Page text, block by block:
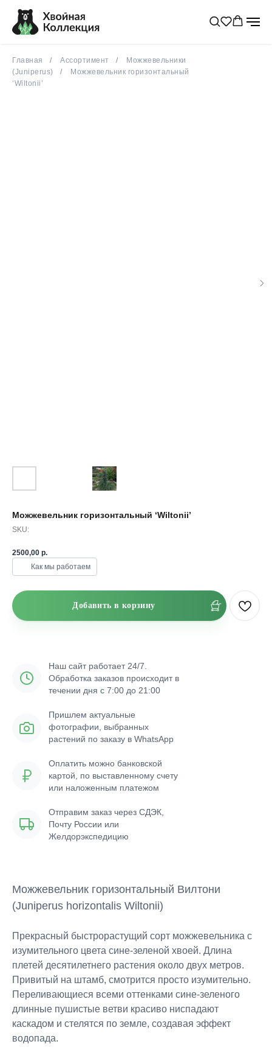
Главная Ассортимент
Можжевельники
(Juniperus)
Можжевельник горизонтальный
‘Wiltonii’
Можжевельник горизонтальный ‘Wiltonii’
SKU:
2500,00 р.
Как мы работаем
Добавить в корзину
Наш сайт работает 24/7.
Обработка заказов происходит в
течении дня с 7:00 до 21:00
Пришлем актуальные
фотографии, выбранных
растений по заказу в WhatsApp
Отправим заказ через СДЭК,
Почту России или
Желдорэкспедицию
Оплатить можно банковской
картой, по выставленному счету
или наложенным платежом
Можжевельник горизонтальный Вилтони
(Juniperus horizontalis Wiltonii)
Прекрасный быстрорастущий сорт можжевельника с
изумительного цвета сине-зеленой хвоей. Длина
плетей десятилетнего растения около двух метров.
Привитый на штамб, смотрится просто изумительно.
Переливающиеся всеми оттенками сине-зеленого
длинные пушистые ветви красиво ниспадают
каскадом и стелятся по земле, создавая эффект
водопада.